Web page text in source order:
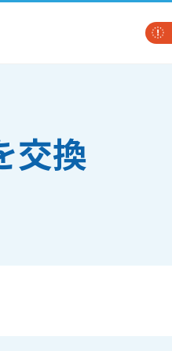
交換